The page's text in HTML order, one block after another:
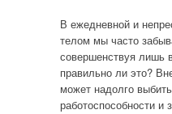
В ежедневной и
телом мы часто
совершенствуя лишь
правильно ли это?
может надолго
работоспособности и